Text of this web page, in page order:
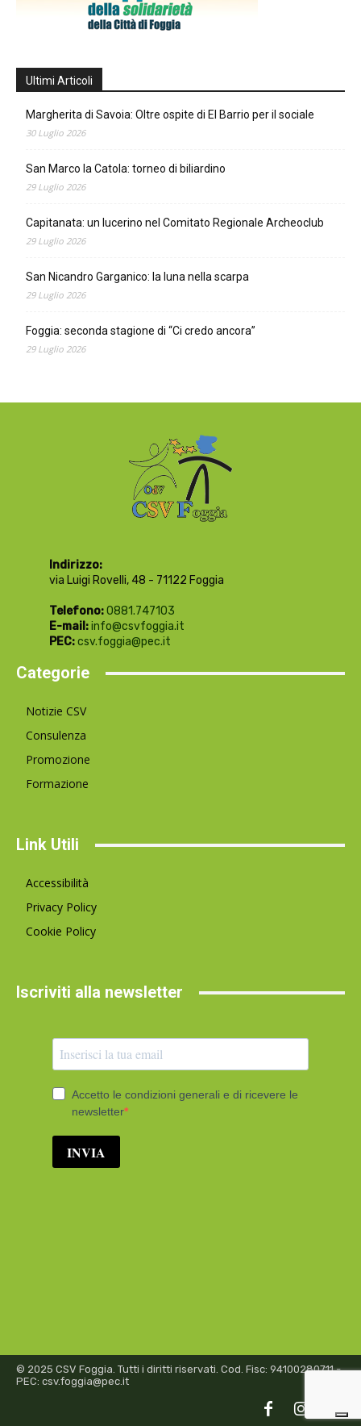
Ultimi Articoli
Margherita di Savoia: Oltre ospite di El Barrio per il sociale
30 Luglio 2026
San Marco la Catola: torneo di biliardino
29 Luglio 2026
Capitanata: un lucerino nel Comitato Regionale Archeoclub
29 Luglio 2026
San Nicandro Garganico: la luna nella scarpa
29 Luglio 2026
Foggia: seconda stagione di “Ci credo ancora”
29 Luglio 2026
Indirizzo:
via Luigi Rovelli, 48 - 71122 Foggia
Telefono:0881.747103
E-mail:info@csvfoggia.it
PEC:csv.foggia@pec.it
Categorie
Notizie CSV
Consulenza
Promozione
Formazione
Link Utili
Accessibilità
Privacy Policy
Cookie Policy
Iscriviti alla newsletter
© 2025 CSV Foggia. Tutti i diritti riservati. Cod. Fisc: 94100280711 -
PEC: csv.foggia@pec.it